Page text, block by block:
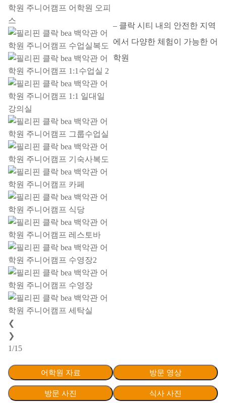
❮
❯
1/15
– 클락 시티 내의 안전한 지역
에서 다양한 체험이 가능한 어
학원
어학원 자료 방문 영상
방문 사진 식사 사진